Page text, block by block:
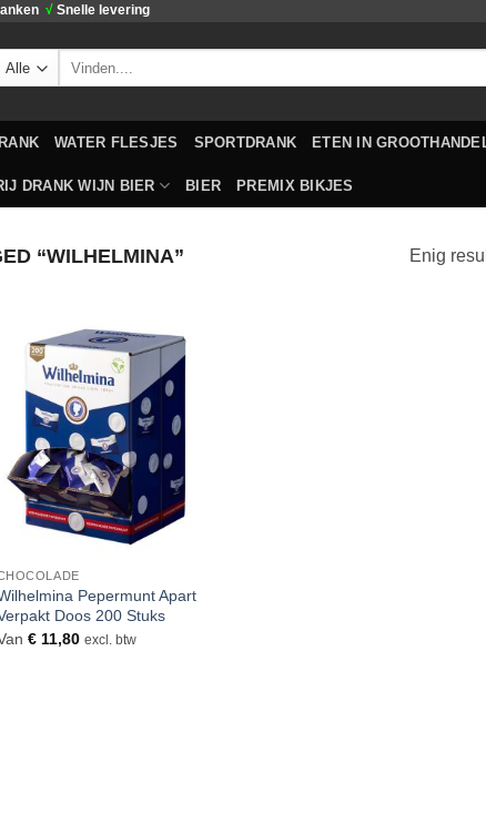
√ Snelle levering
WATER FLESJES SPORTDRANK ETEN IN
DRANK WIJN BIER BIER PREMIX BIKJES
“WILHELMINA” Enig
Toevoegen
aan
verlanglijst
Pepermunt Apart
Doos 200 Stuks
€11,80 excl. btw